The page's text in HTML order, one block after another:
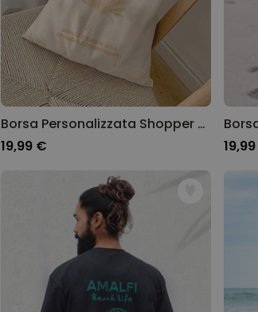
Borsa Personalizzata Shopper con Illustrazioni
19,99 €